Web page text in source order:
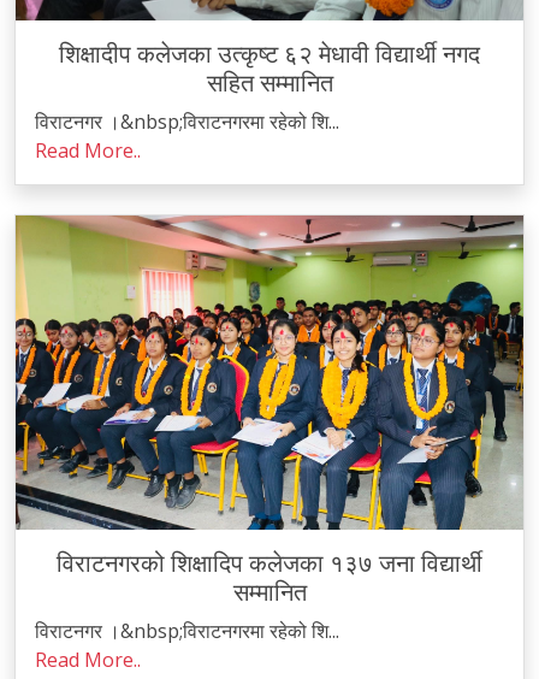
शिक्षादीप कलेजका उत्कृष्ट ६२ मेधावी विद्यार्थी नगद
सहित सम्मानित
विराटनगर ।&nbsp;विराटनगरमा रहेको शि...
Read More..
विराटनगरको शिक्षादिप कलेजका १३७ जना विद्यार्थी
सम्मानित
विराटनगर ।&nbsp;विराटनगरमा रहेको शि...
Read More..